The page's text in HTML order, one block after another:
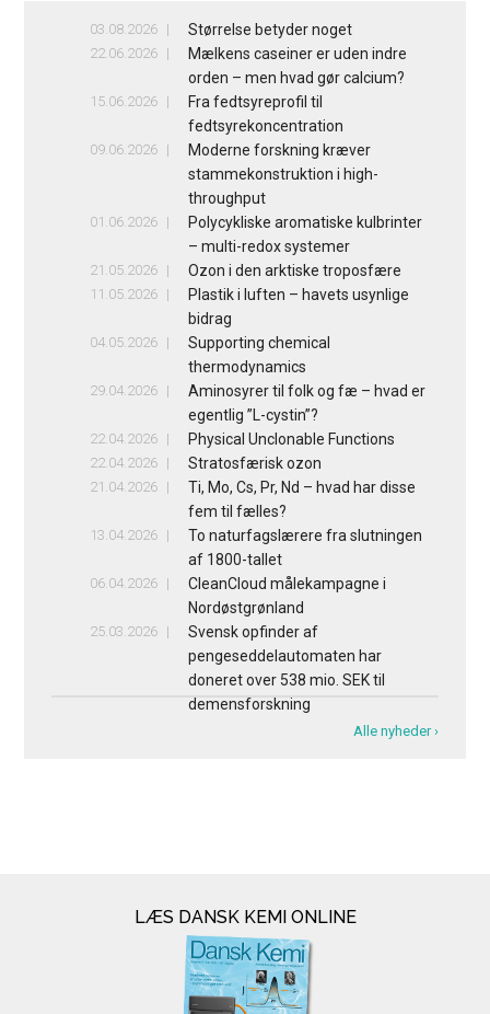
03.08.2026 Størrelse betyder noget
22.06.2026
Mælkens caseiner er uden indre
orden – men hvad gør calcium?
15.06.2026
Fra fedtsyreprofil til
fedtsyrekoncentration
09.06.2026
Moderne forskning kræver
stammekonstruktion i high-
throughput
01.06.2026
Polycykliske aromatiske kulbrinter
– multi-redox systemer
21.05.2026 Ozon i den arktiske troposfære
11.05.2026
Plastik i luften – havets usynlige
bidrag
04.05.2026
Supporting chemical
thermodynamics
29.04.2026
Aminosyrer til folk og fæ – hvad er
egentlig ”L-cystin”?
22.04.2026 Physical Unclonable Functions
22.04.2026 Stratosfærisk ozon
21.04.2026
Ti, Mo, Cs, Pr, Nd – hvad har disse
fem til fælles?
13.04.2026
To naturfagslærere fra slutningen
af 1800-tallet
06.04.2026
CleanCloud målekampagne i
Nordøstgrønland
25.03.2026
Svensk opfinder af
pengeseddelautomaten har
doneret over 538 mio. SEK til
demensforskning
Alle nyheder ›
LÆS DANSK KEMI ONLINE